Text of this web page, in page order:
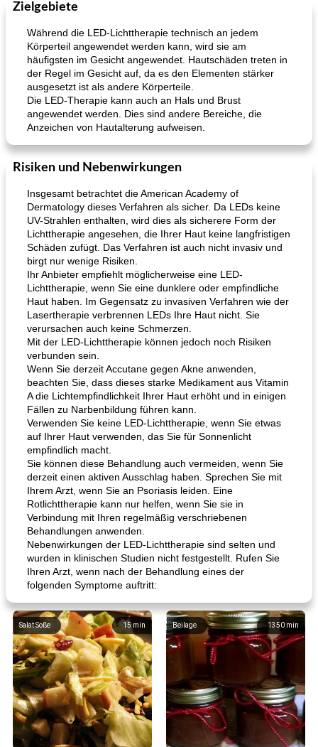
Zielgebiete
Während die LED-Lichttherapie technisch an jedem
Körperteil angewendet werden kann, wird sie am
häufigsten im Gesicht angewendet. Hautschäden treten in
der Regel im Gesicht auf, da es den Elementen stärker
ausgesetzt ist als andere Körperteile.
Die LED-Therapie kann auch an Hals und Brust
angewendet werden. Dies sind andere Bereiche, die
Anzeichen von Hautalterung aufweisen.
Risiken und Nebenwirkungen
Insgesamt betrachtet die American Academy of
Dermatology dieses Verfahren als sicher. Da LEDs keine
UV-Strahlen enthalten, wird dies als sicherere Form der
Lichttherapie angesehen, die Ihrer Haut keine langfristigen
Schäden zufügt. Das Verfahren ist auch nicht invasiv und
birgt nur wenige Risiken.
Ihr Anbieter empfiehlt möglicherweise eine LED-
Lichttherapie, wenn Sie eine dunklere oder empfindliche
Haut haben. Im Gegensatz zu invasiven Verfahren wie der
Lasertherapie verbrennen LEDs Ihre Haut nicht. Sie
verursachen auch keine Schmerzen.
Mit der LED-Lichttherapie können jedoch noch Risiken
verbunden sein.
Wenn Sie derzeit Accutane gegen Akne anwenden,
beachten Sie, dass dieses starke Medikament aus Vitamin
A die Lichtempfindlichkeit Ihrer Haut erhöht und in einigen
Fällen zu Narbenbildung führen kann.
Verwenden Sie keine LED-Lichttherapie, wenn Sie etwas
auf Ihrer Haut verwenden, das Sie für Sonnenlicht
empfindlich macht.
Sie können diese Behandlung auch vermeiden, wenn Sie
derzeit einen aktiven Ausschlag haben. Sprechen Sie mit
Ihrem Arzt, wenn Sie an Psoriasis leiden. Eine
Rotlichttherapie kann nur helfen, wenn Sie sie in
Verbindung mit Ihren regelmäßig verschriebenen
Behandlungen anwenden.
Nebenwirkungen der LED-Lichttherapie sind selten und
wurden in klinischen Studien nicht festgestellt. Rufen Sie
Ihren Arzt, wenn nach der Behandlung eines der
folgenden Symptome auftritt:
15min
Salat Soße 1350 min
Beilage